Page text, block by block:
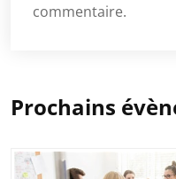
commentaire.
Prochains